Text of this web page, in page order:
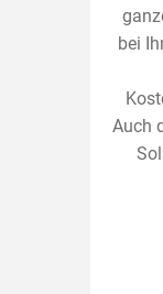
bei
Auch